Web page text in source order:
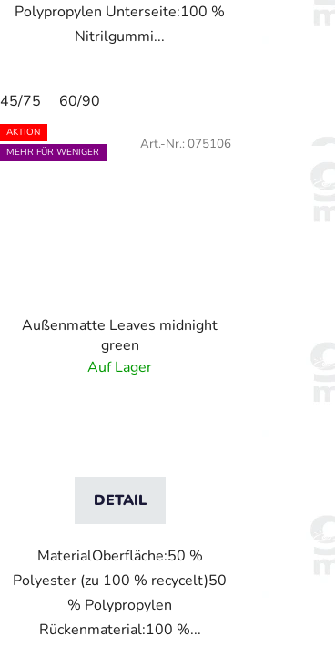
Polypropylen Unterseite:100 %
Nitrilgummi...
45/75 60/90
AKTION
MEHR FÜR WENIGER
Außenmatte Leaves midnight
green
Auf Lager
DETAIL
MaterialOberfläche:50 %
Polyester (zu 100 % recycelt)50
% Polypropylen
Rückenmaterial:100 %...
Art.-Nr.: 075106